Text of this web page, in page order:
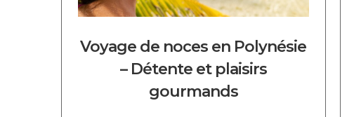
Voyage de noces en Polynésie
– Détente et plaisirs
gourmands